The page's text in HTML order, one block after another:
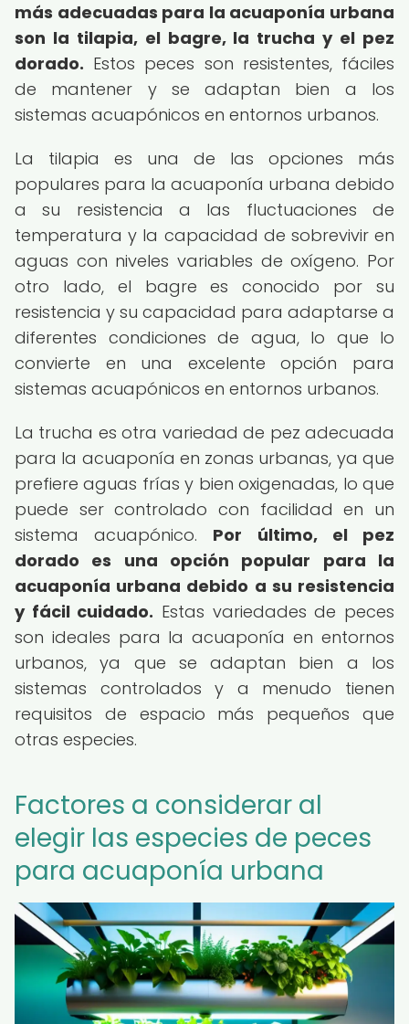
más adecuadas para la acuaponía urbana
son la tilapia, el bagre, la trucha y el pez
dorado. Estos peces son resistentes, fáciles
de mantener y se adaptan bien a los
sistemas acuapónicos en entornos urbanos.
La tilapia es una de las opciones más
populares para la acuaponía urbana debido
a su resistencia a las fluctuaciones de
temperatura y la capacidad de sobrevivir en
aguas con niveles variables de oxígeno. Por
otro lado, el bagre es conocido por su
resistencia y su capacidad para adaptarse a
diferentes condiciones de agua, lo que lo
convierte en una excelente opción para
sistemas acuapónicos en entornos urbanos.
La trucha es otra variedad de pez adecuada
para la acuaponía en zonas urbanas, ya que
prefiere aguas frías y bien oxigenadas, lo que
puede ser controlado con facilidad en un
sistema acuapónico. Por último, el pez
dorado es una opción popular para la
acuaponía urbana debido a su resistencia
y fácil cuidado. Estas variedades de peces
son ideales para la acuaponía en entornos
urbanos, ya que se adaptan bien a los
sistemas controlados y a menudo tienen
requisitos de espacio más pequeños que
otras especies.
Factores a considerar al
elegir las especies de peces
para acuaponía urbana